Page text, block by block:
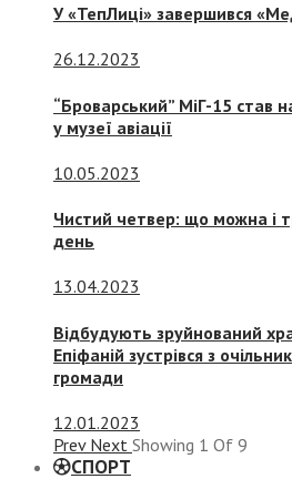
У «ТепЛиці» завершився
26.12.2023
“Броварський” МіГ-15 став
у музеї авіації
10.05.2023
Чистий четвер: що можна і
день
13.04.2023
Відбудують зруйнований
Епіфаній зустрівся з
громади
12.01.2023
Prev Next Showing 1 Of 9
СПОРТ